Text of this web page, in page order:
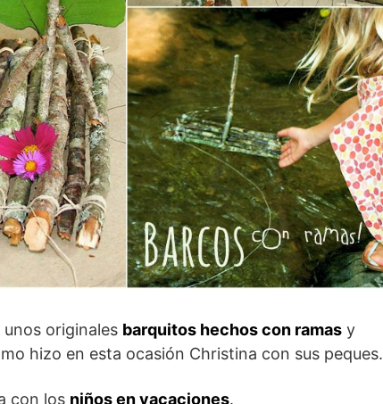
originales barquitos hechos con ramas y
hizo en esta ocasión Christina con sus peques.
con los niños en vacaciones.